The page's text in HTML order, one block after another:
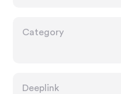
Category
Deeplink